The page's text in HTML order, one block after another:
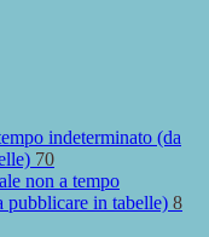
indeterminato (da
70
non a tempo
pubblicare in tabelle) 8